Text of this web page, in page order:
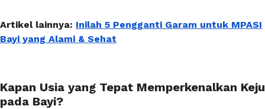
Artikel lainnya: Inilah 5 Pengganti Garam untuk MPASI
Bayi yang Alami & Sehat
Kapan Usia yang Tepat Memperkenalkan Keju
pada Bayi?